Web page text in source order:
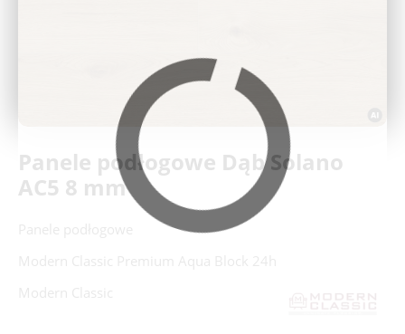
Aktualności
Panele podłogowe Dąb Solano
AC5 8 mm